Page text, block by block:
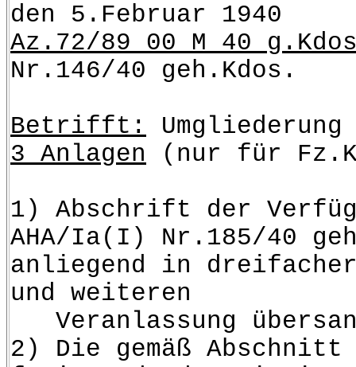
den 5.Februar 1940
Az.72/89 00 M 40
Nr.146/40 geh.Kdos.
Betrifft:
3 Anlagen (nur für
1) Abschrift der
AHA/Ia(I) Nr.185/40
anliegend in
und weiteren
Veranlassung
2) Die gemäß